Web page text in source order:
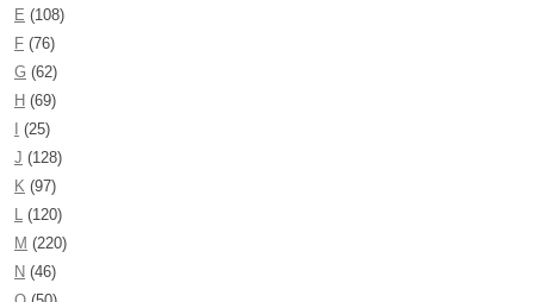
E (108)
F (76)
G (62)
H (69)
(25)
J (128)
K (97)
L (120)
M (220)
N (46)